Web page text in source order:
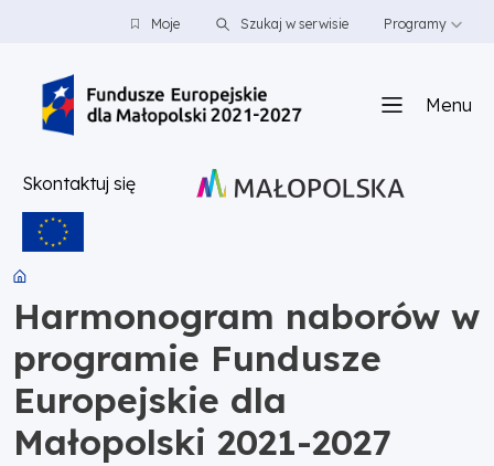
PRZEJDŹ DO TREŚCI
PRZEJDŹ DO MENUMoje Szukaj w serwisie Programy
Menu
Skontaktuj się
Harmonogram naborów w
programie Fundusze
Europejskie dla
Małopolski 2021-2027